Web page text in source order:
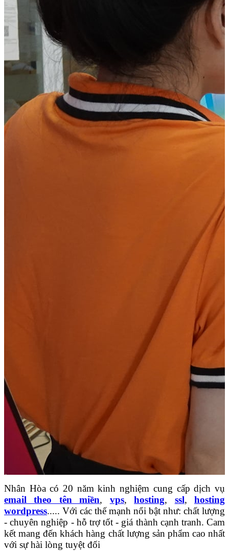
Nhân Hòa có 20 năm kinh nghiệm cung cấp dịch vụ
email theo tên miền, vps,hosting, ssl,hosting
wordpress..... Với các thế mạnh nổi bật như: chất lượng
- chuyên nghiệp - hỗ trợ tốt - giá thành cạnh tranh. Cam
kết mang đến khách hàng chất lượng sản phẩm cao nhất
với sự hài lòng tuyệt đối